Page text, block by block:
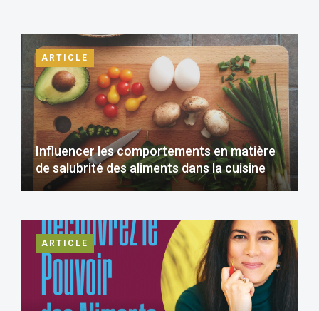
ARTICLE
Influencer les comportements en matière
de salubrité des aliments dans la cuisine
ARTICLE